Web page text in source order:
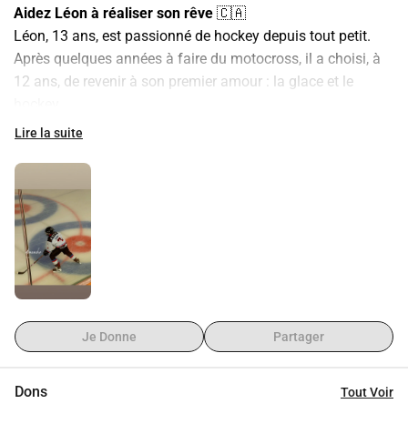
Aidez Léon à réaliser son rêve 🇨🇦
Léon, 13 ans, est passionné de hockey depuis tout petit.
Après quelques années à faire du motocross, il a choisi, à
12 ans, de revenir à son premier amour : la glace et le
Aujourd’hui, une opportunité incroyable s’offre à lui : partir
à Montréal, où ils participeront à plusieurs tournois.
Mais pour que ce rêve devienne réalité, nous avons besoin
d’un coup de pouce pour financer son billet d’avion et
l’aider à couvrir les frais sur place.
Chaque don, même le plus petit, compte énormément.
En soutenant Léon, vous l’aidez à vivre une expérience
Merci de tout cœur pour votre générosité !
Lire la suite
Je Donne Partager
Dons Tout Voir